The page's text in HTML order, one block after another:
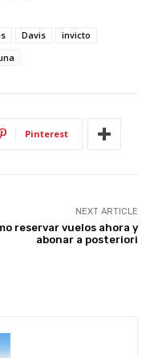
ar
Davis
invicto
Pinterest
NEXT ARTICLE
reservar vuelos ahora y
abonar a posteriori